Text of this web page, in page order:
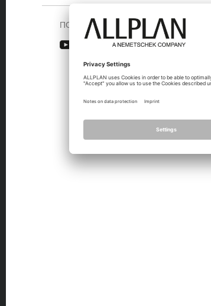
ПОДПИШИТЕСЬ НА НАС
Настройки